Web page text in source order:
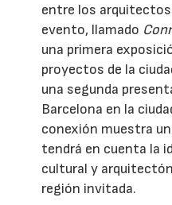
entre los arquitectos
evento, llamado
una primera
proyectos de la
una segunda
Barcelona en la
conexión muestra
tendrá en cuenta la
cultural y
región invitada.